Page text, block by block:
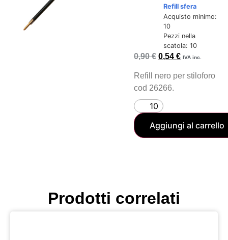
Refill sfera
Acquisto minimo:
10
Pezzi nella
scatola: 10
0,90€ 0,54€ IVA inc.
Refill nero per stiloforo
cod 26266.
Aggiungi al carrello
Prodotti correlati